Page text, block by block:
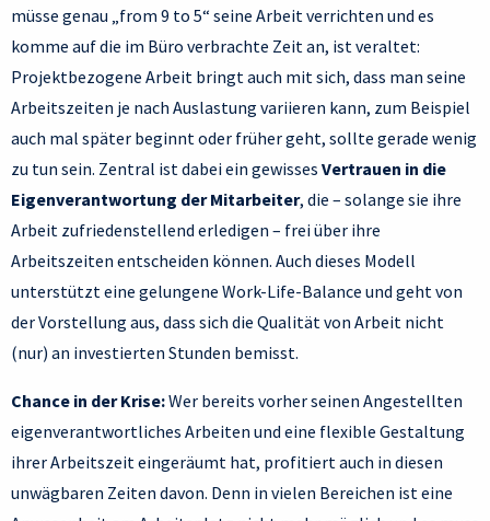
müsse genau „from 9 to 5“ seine Arbeit verrichten und es
komme auf die im Büro verbrachte Zeit an, ist veraltet:
Projektbezogene Arbeit bringt auch mit sich, dass man seine
Arbeitszeiten je nach Auslastung variieren kann, zum Beispiel
auch mal später beginnt oder früher geht, sollte gerade wenig
zu tun sein. Zentral ist dabei ein gewisses Vertrauen in die
Eigenverantwortung der Mitarbeiter, die – solange sie ihre
Arbeit zufriedenstellend erledigen – frei über ihre
Arbeitszeiten entscheiden können. Auch dieses Modell
unterstützt eine gelungene Work-Life-Balance und geht von
der Vorstellung aus, dass sich die Qualität von Arbeit nicht
(nur) an investierten Stunden bemisst.
Chance in der Krise:Wer bereits vorher seinen Angestellten
eigenverantwortliches Arbeiten und eine flexible Gestaltung
ihrer Arbeitszeit eingeräumt hat, profitiert auch in diesen
unwägbaren Zeiten davon. Denn in vielen Bereichen ist eine